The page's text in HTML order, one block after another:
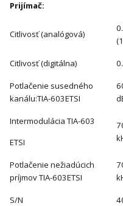
Prijímač:
Citlivosť (analógová)
Citlivosť (digitálna)
Potlačenie susedného
kanálu:TIA-603ETSI
Intermodulácia TIA-603
ETSI
Potlačenie nežiadúcich
príjmov TIA-603ETSI
S/N